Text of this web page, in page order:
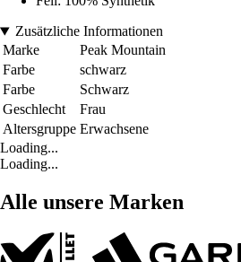
Zusätzliche Informationen
Marke
Peak Mountain
Farbe
schwarz
Farbe
Schwarz
Geschlecht
Frau
Altersgruppe Erwachsene
Loading...
Loading...
Alle unsere Marken